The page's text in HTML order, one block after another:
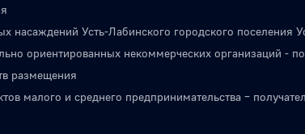
насаждений Усть-Лабинского городского поселения
ориентированных некоммерческих организаций -
размещения
малого и среднего предпринимательства –